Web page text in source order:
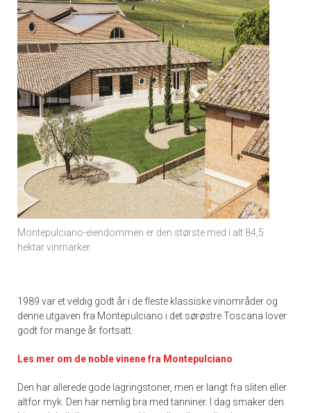
Montepulciano-eiendommen er den største med i alt 84,5
hektar vinmarker.
1989 var et veldig godt år i de fleste klassiske vinområder og
denne utgaven fra Montepulciano i det sørøstre Toscana lover
godt for mange år fortsatt.
Les mer om de noble vinene fra Montepulciano
Den har allerede gode lagringstoner, men er langt fra sliten eller
altfor myk. Den har nemlig bra med tanniner. I dag smaker den